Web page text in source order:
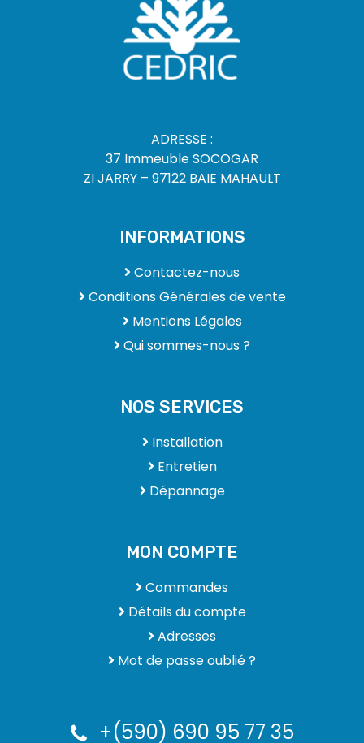
ADRESSE :
37 Immeuble SOCOGAR
ZI JARRY – 97122 BAIE MAHAULT
INFORMATIONS
Contactez-nous
Conditions Générales de vente
Mentions Légales
Qui sommes-nous ?
NOS SERVICES
Installation
Entretien
Dépannage
MON COMPTE
Commandes
Détails du compte
Adresses
Mot de passe oublié ?
+(590) 690 95 77 35